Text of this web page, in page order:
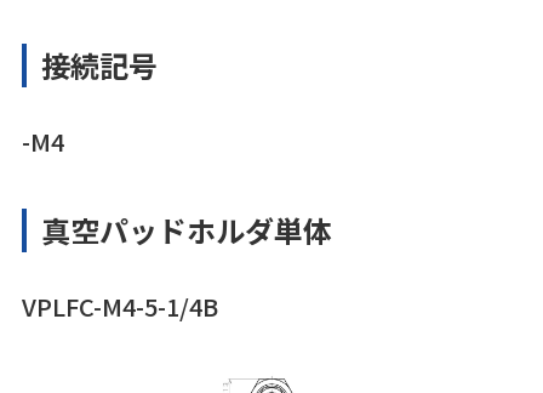
接続記号
-M4
真空パッドホルダ単体
VPLFC-M4-5-1/4B